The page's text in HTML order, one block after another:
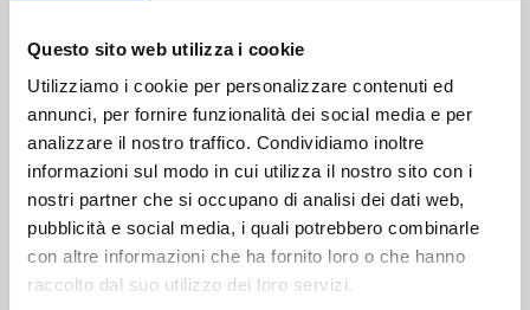
Questo sito web utilizza i cookie
Utilizziamo i cookie per personalizzare contenuti ed
annunci, per fornire funzionalità dei social media e per
analizzare il nostro traffico. Condividiamo inoltre
informazioni sul modo in cui utilizza il nostro sito con i
nostri partner che si occupano di analisi dei dati web,
pubblicità e social media, i quali potrebbero combinarle
con altre informazioni che ha fornito loro o che hanno
raccolto dal suo utilizzo dei loro servizi.
Altri volumi della serie